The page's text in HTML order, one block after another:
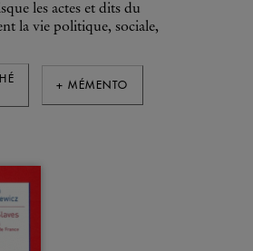
les actes et dits du
la vie politique, sociale,
+ MÉMENTO